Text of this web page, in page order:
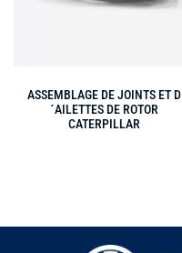
ASSEMBLAGE DE JOINTS ET D
´AILETTES DE ROTOR
CATERPILLAR